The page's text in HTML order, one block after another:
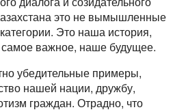
это не вымышленные
Это наша история,
важное, наше будущее.
убедительные примеры,
нашей нации, дружбу,
граждан. Отрадно, что